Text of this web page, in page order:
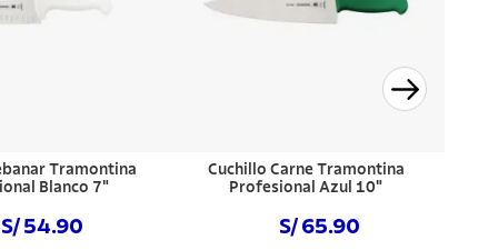
Tramontina
Blanco 7"
S/ 54.90
Cuchillo Carne Tramontina
Profesional Azul 10"
S/ 65.90